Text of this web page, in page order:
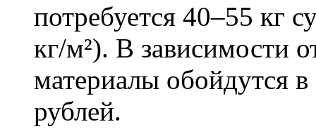
потребуется 40–55 кг
кг/м²). В зависимости
материалы обойдутся
рублей.